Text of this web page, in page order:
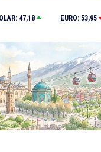
alevlere teslim oldu
47,18 EURO: 53,95